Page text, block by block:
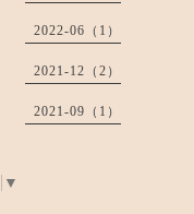
2022-06（1）
2021-12（2）
2021-09（1）
▼